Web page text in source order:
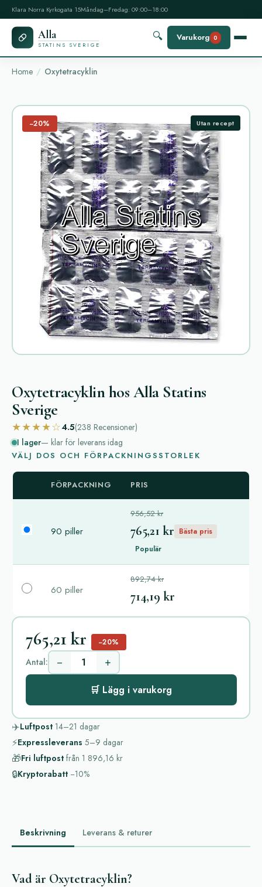
Klara Norra Kyrkogata 15Måndag–Fredag: 09:00–18:00
Alla
STATINS SVERIGE
🔍 Varukorg 0
Home Oxytetracyklin
−20% Utan recept
Oxytetracyklin hos Alla Statins
Sverige
★★★★☆4.5(238 Recensioner)
I lager— klar för leverans idag
VÄLJ DOS OCH FÖRPACKNINGSSTORLEK
FÖRPACKNING PRIS
90 piller
956,52 kr
765,21 kr Bästa pris
Populär
60 piller
892,74 kr
714,19 kr
765,21 kr −20%
Antal: − +
🛒 Lägg i varukorg
✈️Luftpost 14–21 dagar
⚡Expressleverans 5–9 dagar
🎁Fri luftpost från 1 896,16 kr
🔒Kryptorabatt −10%
Beskrivning Leverans & returer
Vad är Oxytetracyklin?